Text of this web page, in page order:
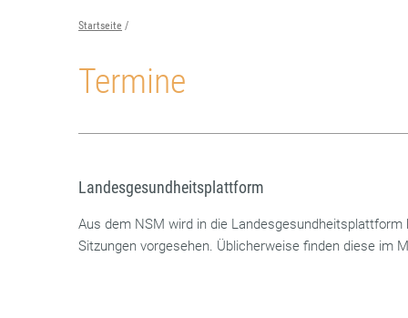
Startseite
Termine
Landesgesundheitsplattform
Aus dem NSM wird in die
Sitzungen vorgesehen. Üblicherweise finden diese im